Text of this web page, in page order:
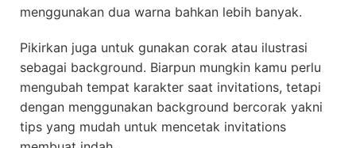
menggunakan dua warna bahkan lebih banyak.
Pikirkan juga untuk gunakan corak atau ilustrasi
sebagai background. Biarpun mungkin kamu perlu
mengubah tempat karakter saat invitations, tetapi
dengan menggunakan background bercorak yakni
tips yang mudah untuk mencetak invitations